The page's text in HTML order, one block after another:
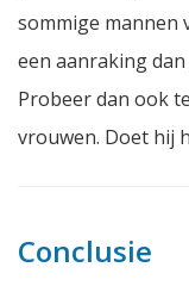
sommige mannen
een aanraking
Probeer dan ook
vrouwen. Doet hij
Conclusie